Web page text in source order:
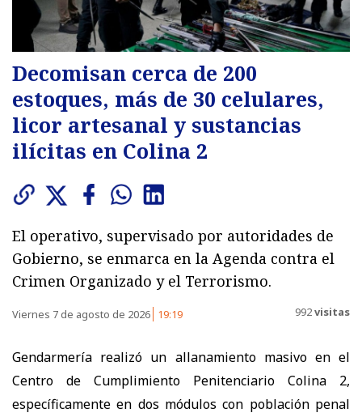
Decomisan cerca de 200
estoques, más de 30 celulares,
licor artesanal y sustancias
ilícitas en Colina 2
El operativo, supervisado por autoridades de
Gobierno, se enmarca en la Agenda contra el
Crimen Organizado y el Terrorismo.
Viernes 7 de agosto de 2026 19:19 992visitas
Gendarmería realizó un allanamiento masivo en el
Centro de Cumplimiento Penitenciario Colina 2,
específicamente en dos módulos con población penal